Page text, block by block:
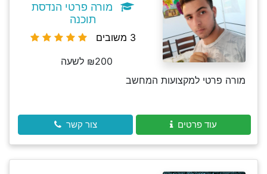
מורה פרטי הנדסת
תוכנה
3 משובים
₪200 לשעה
מורה פרטי למקצועות המחשב
עוד פרטים צור קשר